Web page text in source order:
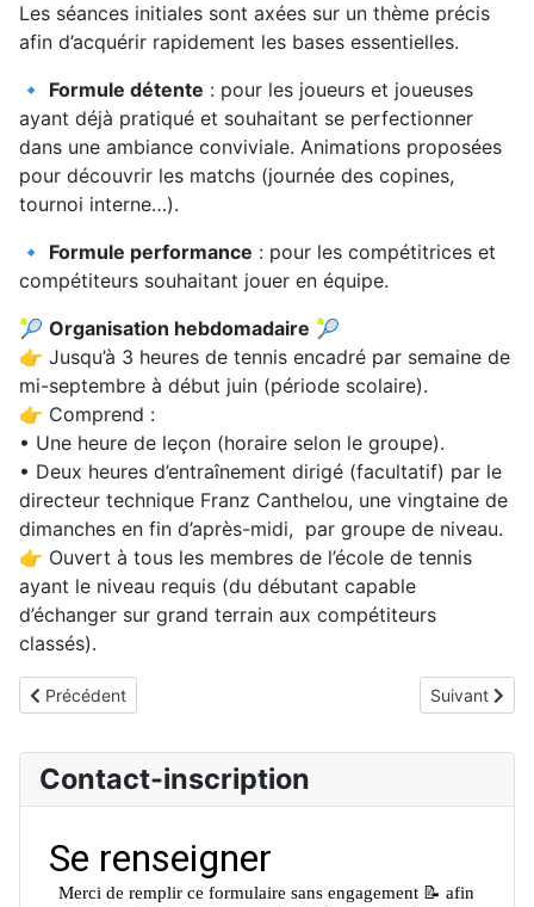
Les séances initiales sont axées sur un thème précis
afin d’acquérir rapidement les bases essentielles.
🔹 Formule détente : pour les joueurs et joueuses
ayant déjà pratiqué et souhaitant se perfectionner
dans une ambiance conviviale. Animations proposées
pour découvrir les matchs (journée des copines,
tournoi interne…).
🔹 Formule performance : pour les compétitrices et
compétiteurs souhaitant jouer en équipe.
🎾 Organisation hebdomadaire 🎾
👉 Jusqu’à 3 heures de tennis encadré par semaine de
mi-septembre à début juin (période scolaire).
👉 Comprend :
• Une heure de leçon (horaire selon le groupe).
• Deux heures d’entraînement dirigé (facultatif) par le
directeur technique Franz Canthelou, une vingtaine de
dimanches en fin d’après-midi, par groupe de niveau.
👉 Ouvert à tous les membres de l’école de tennis
ayant le niveau requis (du débutant capable
d’échanger sur grand terrain aux compétiteurs
classés).
Article précédent : Horaires et lieux des cours
Précédent Article
Suivant
Contact-inscription